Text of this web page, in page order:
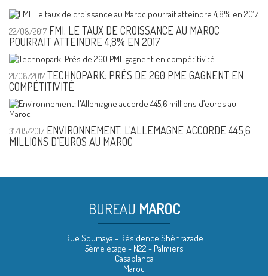
22/08/2017 FMI: LE TAUX DE CROISSANCE AU MAROC
POURRAIT ATTEINDRE 4,8% EN 2017
21/08/2017 TECHNOPARK: PRÈS DE 260 PME GAGNENT EN
COMPÉTITIVITÉ
31/05/2017 ENVIRONNEMENT: L'ALLEMAGNE ACCORDE 445,6
MILLIONS D’EUROS AU MAROC
BUREAU MAROC
Rue Soumaya - Résidence Shéhrazade
5ème étage - N22 - Palmiers
Casablanca
Maroc